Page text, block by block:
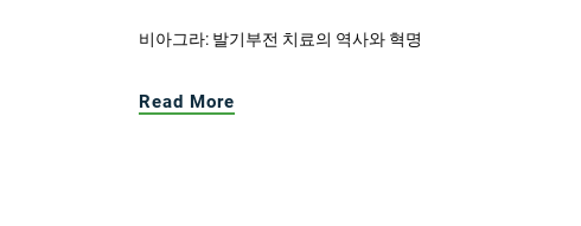
비아그라: 발기부전 치료의 역사와 혁명
Read More